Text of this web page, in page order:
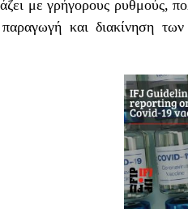
με γρήγορους ρυθμούς,
και διακίνηση